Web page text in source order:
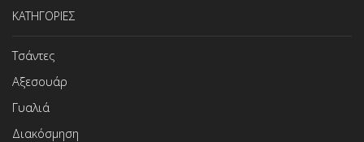
ΚΑΤΗΓΟΡΙΕΣ
Τσάντες
Αξεσουάρ
Γυαλιά
Διακόσμηση